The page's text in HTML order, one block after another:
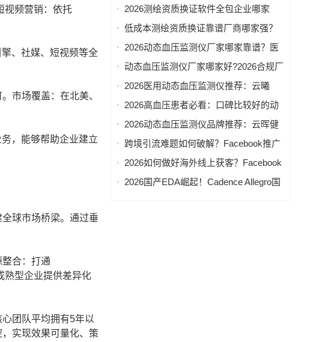
视频营销：依托
、社媒、短视频等全
市场覆盖：在北美、
，能够帮助企业建立
球市场桥梁。通过垂
合：打通
熟型企业提供差异化
团队平均拥有5年以
实现效果可量化、策
2026测绘资质换证软件全包企业哪家
好？乙级配套一站式推荐
低成本测绘资质换证靠谱厂商哪家强？
2026乙级软件配套攻略
2026动态血压监测仪厂家哪家靠谱？医
用资质厂商推荐
动态血压监测仪厂家哪家好?2026合规厂
家推荐
2026医用动态血压监测仪推荐：云曦
ABPM临床应用与采购参考
2026高血压患者必看：口碑比较好的动
态血压监测仪品牌深度解析
2026动态血压监测仪品牌推荐：云晖健
康合规资质与精准测量解析
跨境引流难题如何破解？Facebook推广
获客公司+Google推广代运营+海外社媒
2026如何做好海外线上获客？Facebook
推广获客+Google代运营+ins营销服务商
2026国产EDA崛起！Cadence Allegro国